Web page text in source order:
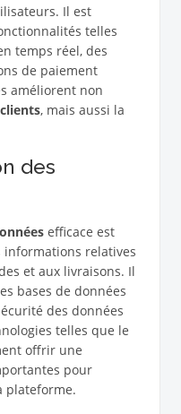
Il est
telles
temps réel, des
de paiement
améliorent non
, mais aussi la
des
efficace est
relatives
et aux livraisons. Il
bases de données
des données
telles que le
offrir une
pour
plateforme.